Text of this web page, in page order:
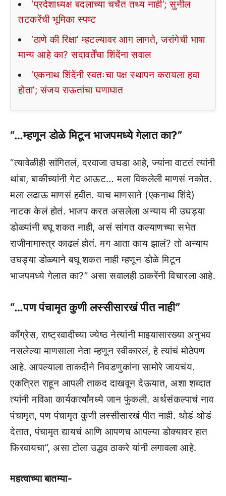
‘प्रदेशाध्यक्ष बदलाच्या चर्चेत तथ्य नाही’; सुनील
तटकरेंची भूमिका स्पष्ट
‘ठाणे की रिक्षा’ म्हटल्यावर आग लागते, जरांगेची भाषा
मान्य आहे का? सदावर्तेंचा शिंदेंना सवाल
‘एकनाथ शिंदेंनी स्वतःचा पक्ष स्थापन करायला हवा
होता’; संजय राऊतांचा घणाघात
“…म्हणून डोळे मिटून भाजपमध्ये गेलात का?”
“त्यावेळीही सांगितलं, दरवाजा उघडा आहे, ज्यांना वाटतं त्यांनी
थांबा, बाकीच्यांनी गेट आऊट… मला विकलेली माणसं नकोत.
मला लढाऊ माणसं हवीत. याच माणसाने (एकनाथ शिंदे)
नाटक केलं होतं. भाजप करत असलेला अन्याय मी उघड्या
डोळ्यांनी बघू शकत नाही, असं सांगत कल्याणच्या सभेत
राजीनामास्त्र काढलं होतं. मग आता काय झालं? तो अन्याय
उघड्या डोळ्याने बघू शकत नाही म्हणून डोळे मिटून
भाजपमध्ये गेलात का?” असा सवालही ठाकरेंनी विचारला आहे.
“…पण पंचामृत कुणी लस्सीसारखं पीत नाही”
काँग्रेस, राष्ट्रवादीच्या ज्येष्ठ नेत्यांनी माझ्यासारख्या अनुभव
नसलेल्या माणसाला नेता म्हणून स्वीकारलं, हे त्यांचं मोठेपण
आहे. आपल्याला ताकदीने निवडणुकांना सामोरे जायचंय.
एकत्रित राहून आपली ताकद दाखवून देऊयात, अशा शब्दात
त्यांनी मविआ कार्यकर्त्यांमध्ये जान फुंकली. अर्थसंकल्पाचं नाव
पंचामृत, पण पंचामृत कुणी लस्सीसारखं पीत नाही. थोडं थोडं
देतात, पंचामृत द्यायचं आणि आपणच आपल्या डोक्यावर हात
फिरवायचा”, असा टोला उद्धव ठाकरे यांनी लगावला आहे.
महत्वाच्या बातम्या-